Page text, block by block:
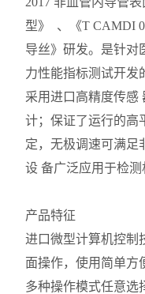
型》 、《T CAMDI
导丝》研发。是针对
力性能指标测试开发
采用进口高精度传感
计；保证了运行的高
定，无极调速可满足
设 备广泛应用于检测
产品特征
进口微型计算机控制
面操作，使用简单方
多种操作模式任意选